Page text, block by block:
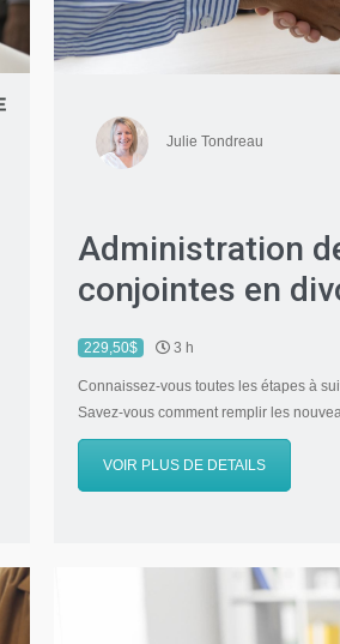
Julie Tondreau
Administration
conjointes en
229,50$ 3 h
Connaissez-vous toutes les étapes à
Savez-vous comment remplir les
VOIR PLUS DE DETAILS